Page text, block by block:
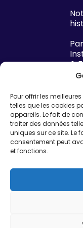
Pour offrir les
telles que les cookies
appareils. Le fait de
traiter des données
uniques sur ce site. Le
consentement peut
et fonctions.
&
© French Tech
Perpignan – Site